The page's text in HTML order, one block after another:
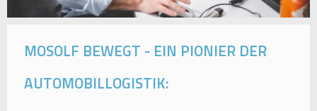
MOSOLF BEWEGT - EIN PIONIER DER
AUTOMOBILLOGISTIK: